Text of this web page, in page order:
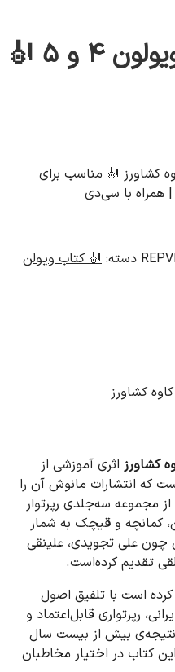
کتاب رپرتوار برای ویولون ۴ و ۵ 🎻
برای ویولون ۴ و ۵ کاوه کشاورز 🎻 مناسب برای
همراه با سی‌دی
دسته: 🎻 کتاب ویولن
اثری آموزشی از
که انتشارات مانوش آن را
مجموعه سه‌جلدی رپرتوار
کمانچه و قیچک به شمار
چون علی تجویدی، علینقی
تقدیم کرده‌است.
است با تلفیق اصول
رپرتواری قابل‌اعتماد و
نتیجه‌ی بیش از بیست سال
کتاب در اختیار مخاطبان